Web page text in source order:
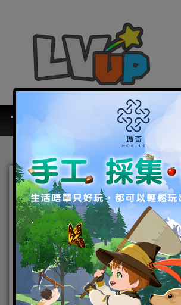
《封印者M》全新
娜」華麗出擊！ 雙
法「羈絆」、「應
場！
2019-01-24|Android,IOS,好康活動,手機
封印者M